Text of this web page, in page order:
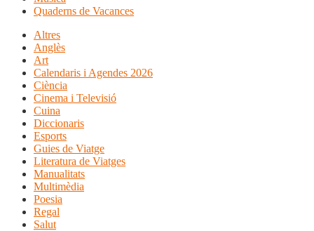
Quaderns de Vacances
Altres
Anglès
Art
Calendaris i Agendes 2026
Ciència
Cinema i Televisió
Cuina
Diccionaris
Esports
Guies de Viatge
Literatura de Viatges
Manualitats
Multimèdia
Poesia
Regal
Salut